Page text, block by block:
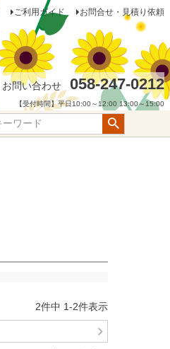
ご利用ガイド お問合せ・見積り依頼
お問い合わせ 058-247-0212
【受付時間】平日10:00～12:00 13:00～15:00
2件中 1-2件表示